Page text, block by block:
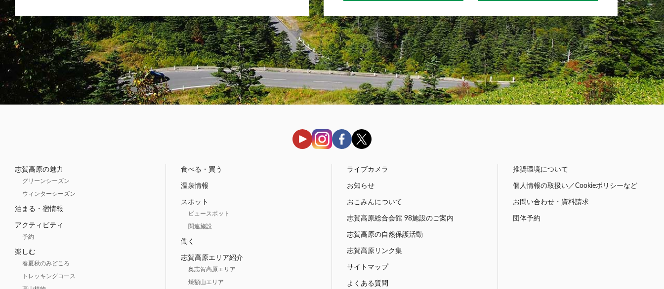
志賀高原の魅力
グリーンシーズン
ウィンターシーズン
泊まる・宿情報
アクティビティ
予約
楽しむ
春夏秋のみどころ
トレッキングコース
食べる・買う
温泉情報
スポット
ビュースポット
関連施設
働く
志賀高原エリア紹介
奥志賀高原エリア
焼額山エリア
ライブカメラ
お知らせ
おこみんについて
志賀高原総合会館 98施設のご案内
志賀高原の自然保護活動
志賀高原リンク集
サイトマップ
よくある質問
推奨環境について
個人情報の取扱い／Cookieポリシーなど
お問い合わせ・資料請求
団体予約